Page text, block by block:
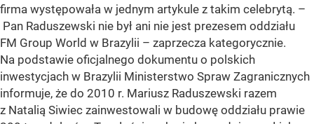
firma występowała w jednym artykule z takim celebrytą. –
Pan Raduszewski nie był ani nie jest prezesem oddziału
FM Group World w Brazylii – zaprzecza kategorycznie.
Na podstawie oficjalnego dokumentu o polskich
inwestycjach w Brazylii Ministerstwo Spraw Zagranicznych
informuje, że do 2010 r. Mariusz Raduszewski razem
z Natalią Siwiec zainwestowali w budowę oddziału prawie